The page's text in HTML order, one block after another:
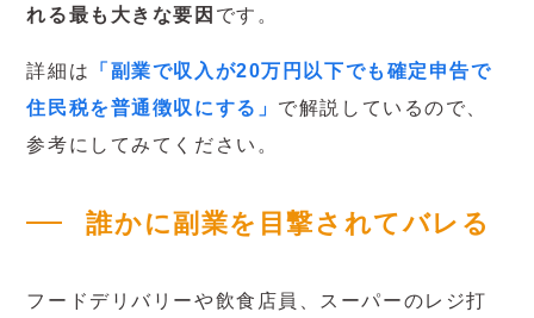
れる最も大きな要因 です。
詳細は
「副業で収入が20万円以下でも確定申告で
住民税を普通徴収にする」 で解説しているので、
参考にしてみてください。
誰かに副業を目撃されてバレる
フードデリバリーや飲食店員、スーパーのレジ打